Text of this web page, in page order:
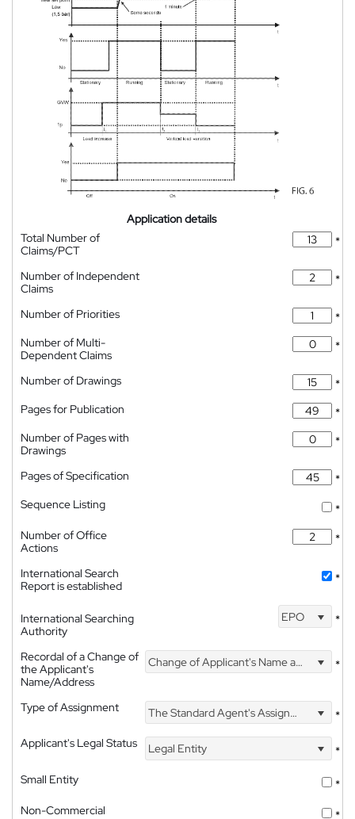
Application details
Total Number of
Claims/PCT
*
Number of Independent
Claims
*
Number of Priorities
*
Number of Multi-
Dependent Claims
*
Number of Drawings
*
Pages for Publication
*
Number of Pages with
Drawings
*
Pages of Specification
*
Sequence Listing
*
Number of Office
Actions
*
International Search
Report is established
*
International Searching
Authority
EPO *
Recordal of a Change of
the Applicant's
Name/Address
Change of Applicant's Name and Address *
Type of Assignment The Standard Agent's Assignment
*
Applicant's Legal Status
Legal Entity
*
Small Entity
*
Non-Commercial
*